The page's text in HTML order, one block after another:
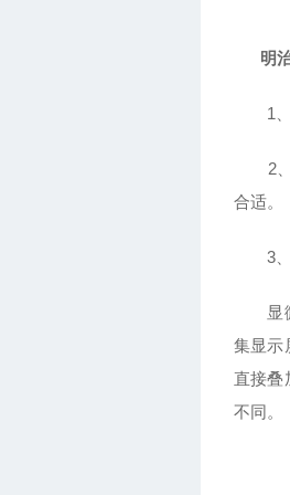
明
1、
2、
合适。
3、
显微
集显示
直接叠
不同。